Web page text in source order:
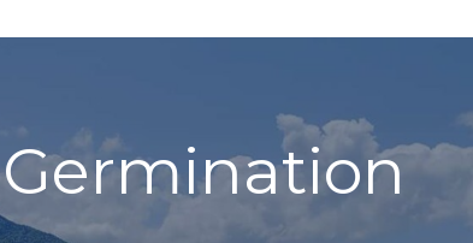
Germination